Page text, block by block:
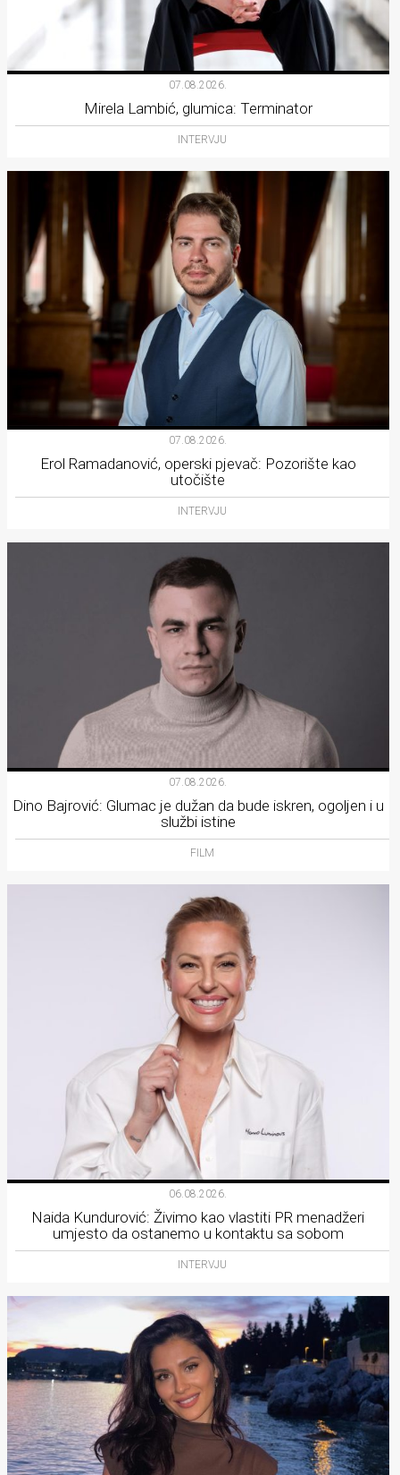
07.08.2026.
Mirela Lambić, glumica: Terminator
INTERVJU
07.08.2026.
Erol Ramadanović, operski pjevač: Pozorište kao
utočište
INTERVJU
07.08.2026.
Dino Bajrović: Glumac je dužan da bude iskren, ogoljen i u
službi istine
FILM
06.08.2026.
Naida Kundurović: Živimo kao vlastiti PR menadžeri
umjesto da ostanemo u kontaktu sa sobom
INTERVJU